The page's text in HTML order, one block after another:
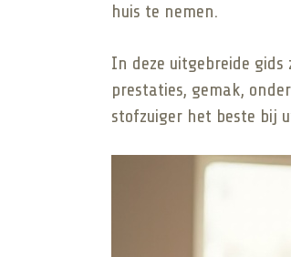
huis te nemen.
In deze uitgebreide
prestaties, gemak,
stofzuiger het beste bij